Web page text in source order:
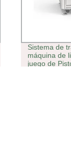
Sistema de
máquina de
juego de